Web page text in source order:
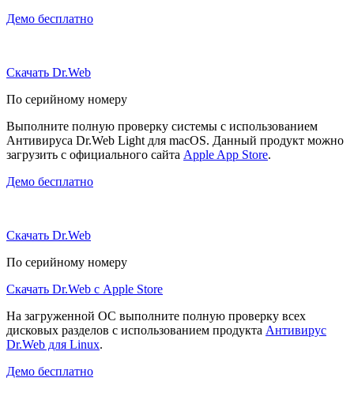
Демо бесплатно
Скачать Dr.Web
По серийному номеру
Выполните полную проверку системы с использованием
Антивируса Dr.Web Light для macOS. Данный продукт можно
загрузить с официального сайта Apple App Store.
Демо бесплатно
Скачать Dr.Web
По серийному номеру
Скачать Dr.Web с Apple Store
На загруженной ОС выполните полную проверку всех
дисковых разделов с использованием продукта Антивирус
Dr.Web для Linux.
Демо бесплатно